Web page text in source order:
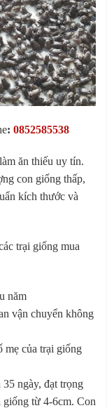
: 0852585538
ăn thiếu uy tín.
con giống thấp,
kích thước và
trại giống mua
năm
vận chuyển không
mẹ của trại giống
ngày, đạt trọng
từ 4-6cm. Con